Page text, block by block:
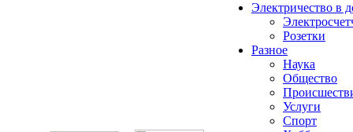
Электричество в
Розетки
Разное
Наука
Общество
Услуги
Спорт